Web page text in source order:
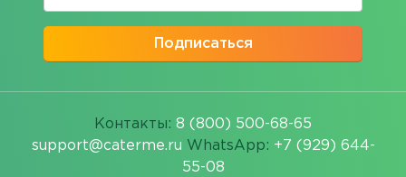
Подписаться
Контакты: 8 (800) 500-68-65
support@caterme.ru WhatsApp: +7 (929) 644-
55-08